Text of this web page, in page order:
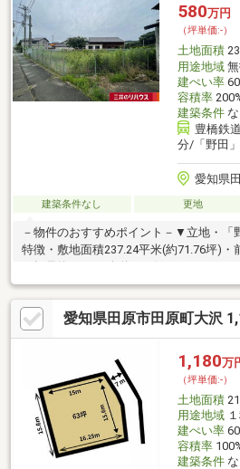
580万円
（坪単価:-）
土地面積
用途地域無
建ぺい率
容積率
建築条件な
豊橋鉄
分/「野田
愛知県
建築条件なし 更地
－物件のおすすめポイント－▼立地・「
特徴・敷地面積237.24平米(約71.76坪)・
に幅員約9.9mの公道・お好きなハウスメ
能・現況更地につき、プランが決まり次
行可能▼周辺環境・スーパー「マルヨ食
320m)・田原市立野田小学校 徒歩5分(約
但し、愛知県開発審査会基準第17号の規
築可。■ ご希望の住まい探しをお手
物件の詳細・ご相談はお気軽にお問い合
愛知県田原市田原町大沢
1,180万
（坪単価:-）
土地面積
用途地域１
建ぺい率
容積率
建築条件な